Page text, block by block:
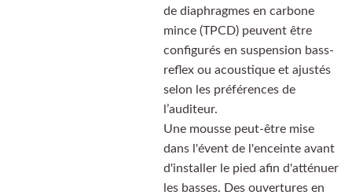
de diaphragmes en carbone
mince (TPCD) peuvent être
configurés en suspension bass-
reflex ou acoustique et ajustés
selon les préférences de
l’auditeur.
Une mousse peut-être mise
dans l'évent de l'enceinte avant
d'installer le pied afin d'atténuer
les basses. Des ouvertures en